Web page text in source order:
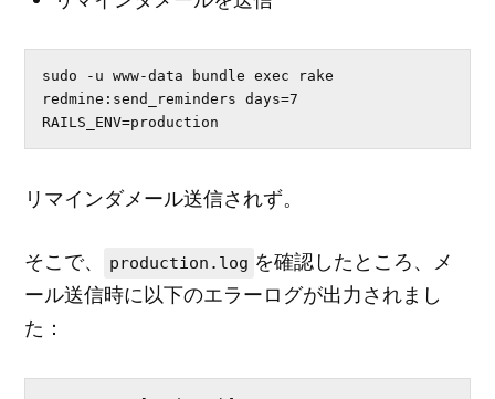
sudo -u www-data bundle exec rake
redmine:send_reminders days=7
RAILS_ENV=production
リマインダメール送信されず。
そこで、 production.log を確認したところ、メ
ール送信時に以下のエラーログが出力されまし
た：